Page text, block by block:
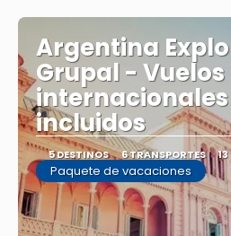
Argentina
Grupal - Vuelos
incluidos
5 DESTINOS 6 TRANSPORTES
Paquete de vacaciones